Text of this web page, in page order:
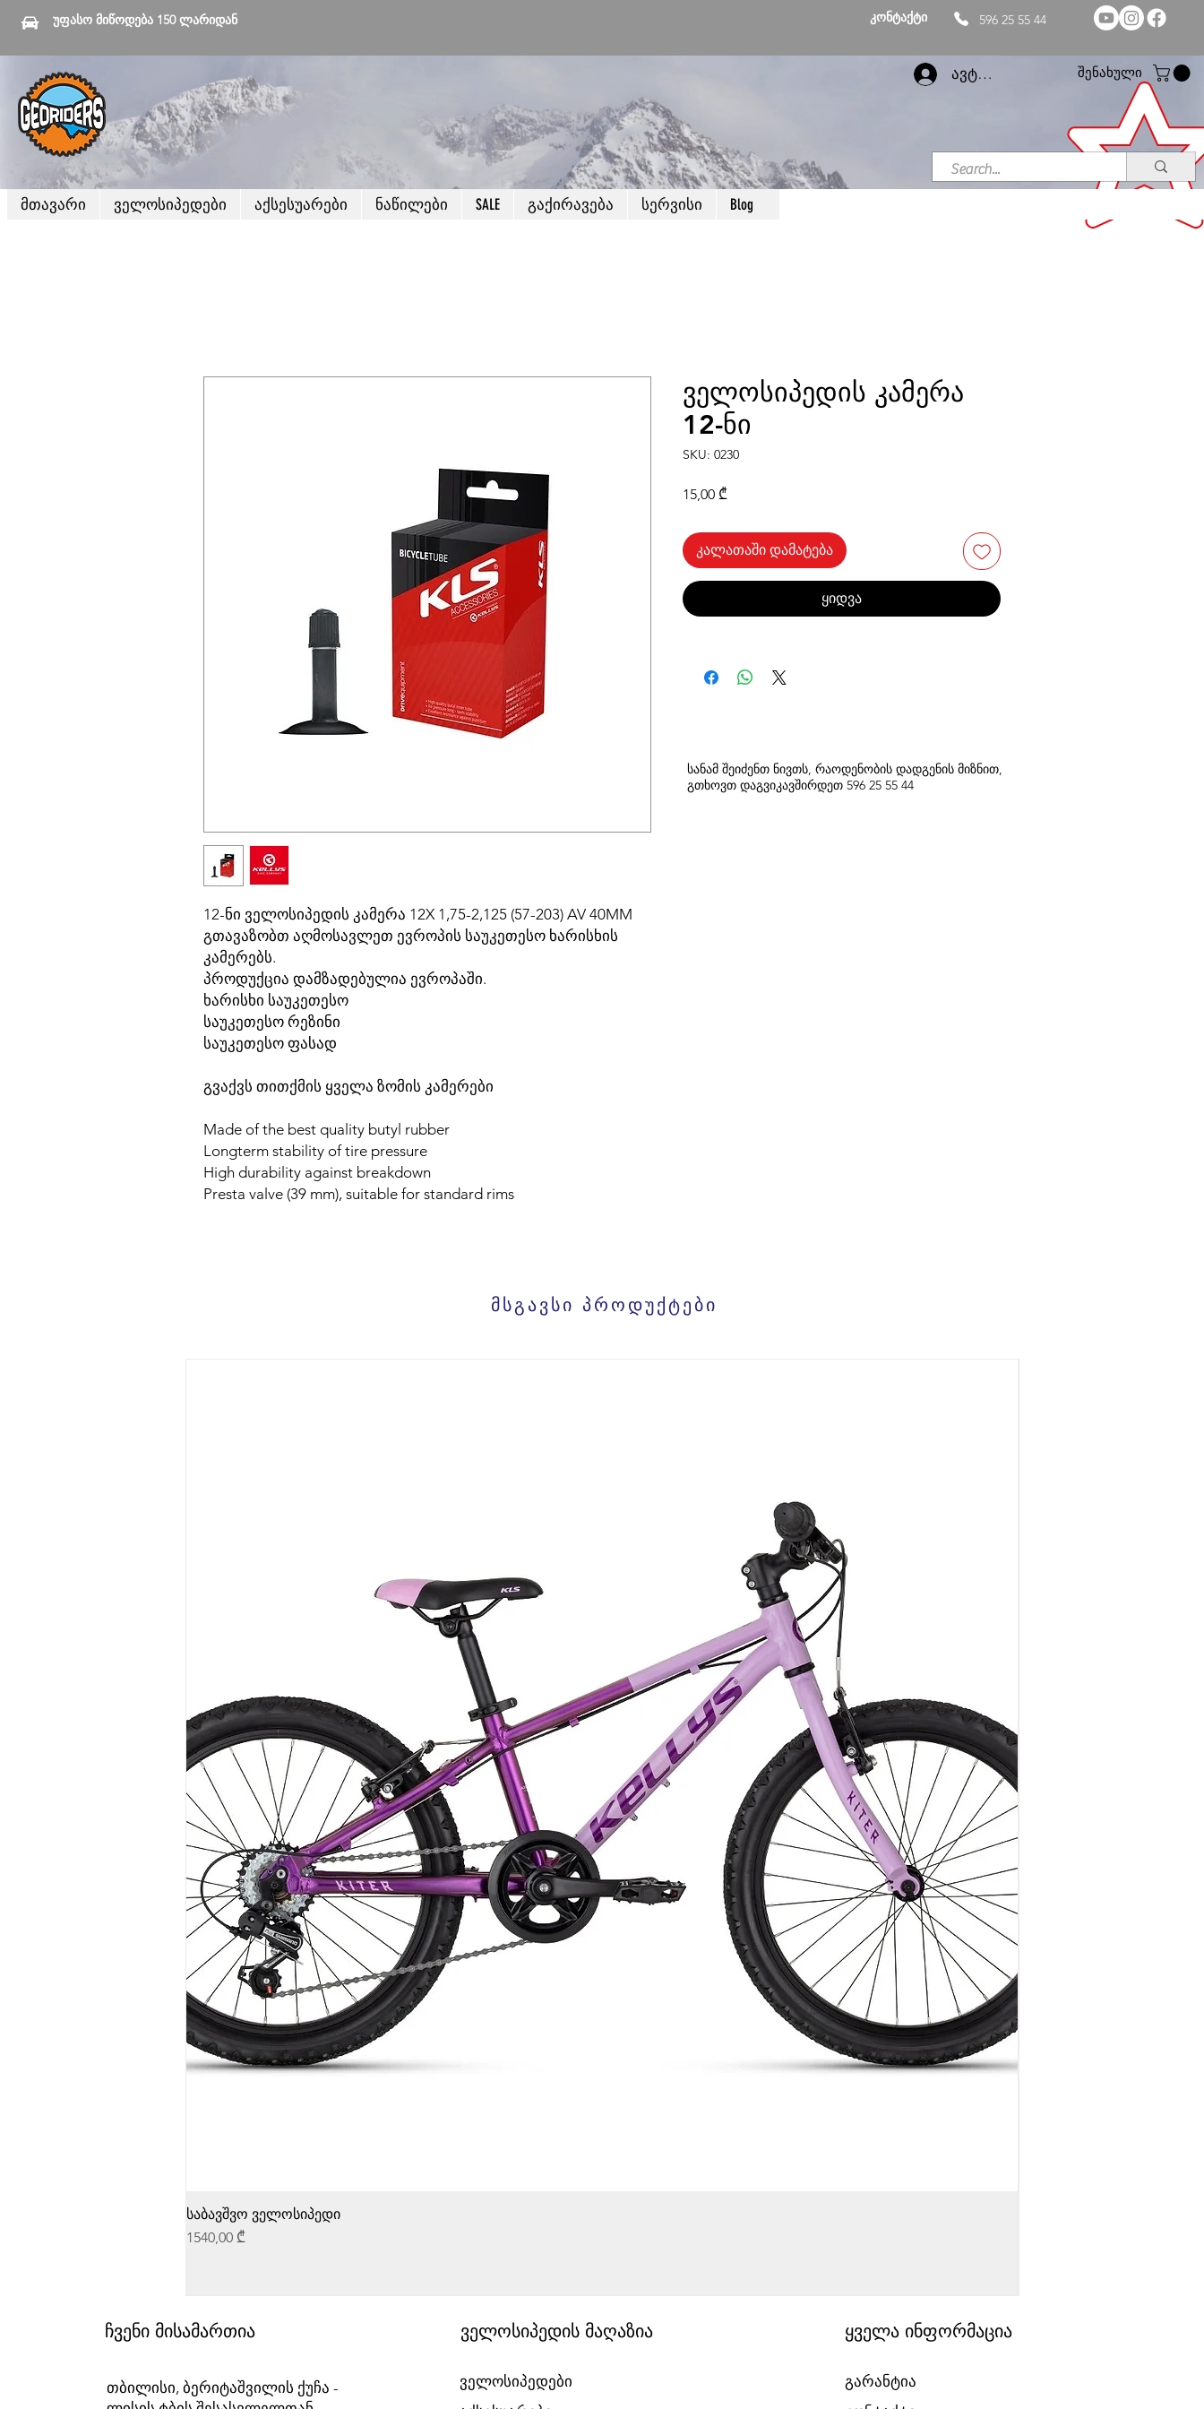
უფასო მიწოდება 150 ლარიდან კონტაქტი 596 25 55 44
ავტორიზაცია შენახული
მთავარი ველოსიპედები აქსესუარები ნაწილები SALE გაქირავება სერვისი Blog
12-ნი ველოსიპედის კამერა 12X 1,75-2,125 (57-203) AV 40MM
გთავაზობთ აღმოსავლეთ ევროპის საუკეთესო ხარისხის
კამერებს.
პროდუქცია დამზადებულია ევროპაში.
ხარისხი საუკეთესო
საუკეთესო რეზინი
საუკეთესო ფასად
გვაქვს თითქმის ყველა ზომის კამერები
Made of the best quality butyl rubber
Longterm stability of tire pressure
High durability against breakdown
Presta valve (39 mm), suitable for standard rims
ველოსიპედის კამერა
12-ნი
SKU: 0230
15,00 ₾
კალათაში დამატება
ყიდვა
სანამ შეიძენთ ნივთს, რაოდენობის დადგენის მიზნით,
გთხოვთ დაგვიკავშირდეთ 596 25 55 44
მსგავსი პროდუქტები
საბავშვო ველოსიპედი
Price
1540,00 ₾
ჩვენი მისამართია
თბილისი, ბერიტაშვილის ქუჩა -
ველოსიპედის მაღაზია
ველოსიპედები
ყველა ინფორმაცია
გარანტია